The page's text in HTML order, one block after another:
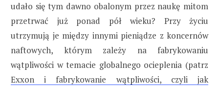
udało się tym dawno obalonym przez naukę mitom
przetrwać już ponad pół wieku? Przy życiu
utrzymują je między innymi pieniądze z koncernów
naftowych, którym zależy na fabrykowaniu
wątpliwości w temacie globalnego ocieplenia (patrz
Exxon i fabrykowanie wątpliwości, czyli jak